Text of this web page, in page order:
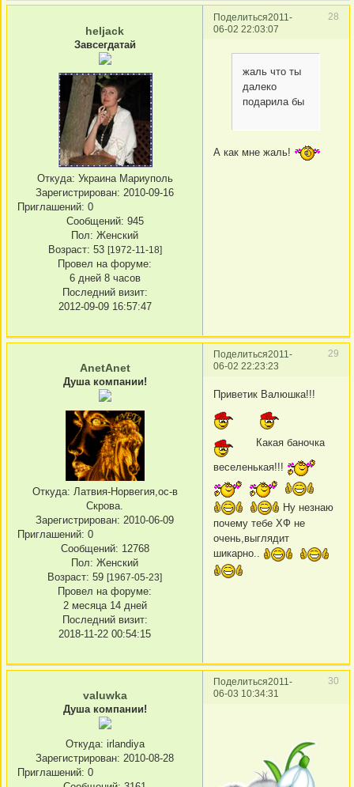
Поделиться 28
2011-
06-02 22:03:07
heljack
Завсегдатай
Откуда: Украина Мариуполь
Зарегистрирован: 2010-09-16
Приглашений: 0
Сообщений: 945
Пол: Женский
Возраст: 53 [1972-11-18]
Провел на форуме:
6 дней 8 часов
Последний визит:
2012-09-09 16:57:47
жаль что ты
далеко
подарила бы
А как мне жаль!
Поделиться 29
2011-
06-02 22:23:23
AnetAnet
Душа компании!
Откуда: Латвия-Норвегия,ос-в
Скрова.
Зарегистрирован: 2010-06-09
Приглашений: 0
Сообщений: 12768
Пол: Женский
Возраст: 59 [1967-05-23]
Провел на форуме:
2 месяца 14 дней
Последний визит:
2018-11-22 00:54:15
Приветик Валюшка!!!
Какая баночка
веселенькая!!!
Ну незнаю
почему тебе ХФ не
очень,выглядит
шикарно..
Поделиться 30
2011-
06-03 10:34:31
valuwka
Душа компании!
Откуда: irlandiya
Зарегистрирован: 2010-08-28
Приглашений: 0